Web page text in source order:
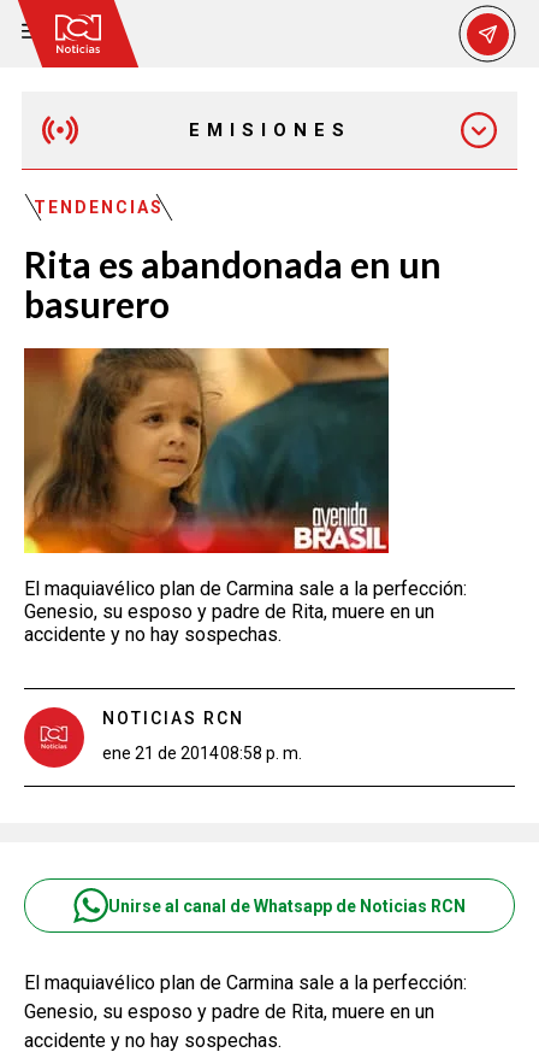
EMISIONES
MAÑANA EXPRESS
EMISIÓN 12:30 PM
EMISIÓN 7:00 PM
EMISIÓN 11:30 PM
TENDENCIAS
Rita es abandonada en un
basurero
El maquiavélico plan de Carmina sale a la perfección:
Genesio, su esposo y padre de Rita, muere en un
accidente y no hay sospechas.
NOTICIAS RCN
ene 21 de 201408:58 p. m.
Unirse al canal de Whatsapp de Noticias RCN
El maquiavélico plan de Carmina sale a la perfección:
Genesio, su esposo y padre de Rita, muere en un
accidente y no hay sospechas.